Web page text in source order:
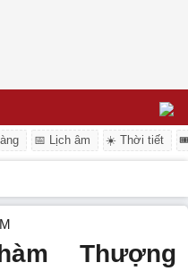
📅 Lịch âm ☀️ Thời tiết
Thượng